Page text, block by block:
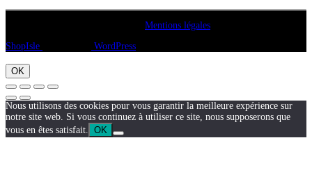
Mentions légales
ShopIsle
WordPress
OK
Nous utilisons des cookies pour vous garantir la meilleure expérience sur
notre site web. Si vous continuez à utiliser ce site, nous supposerons que
vous en êtes satisfait.
OK